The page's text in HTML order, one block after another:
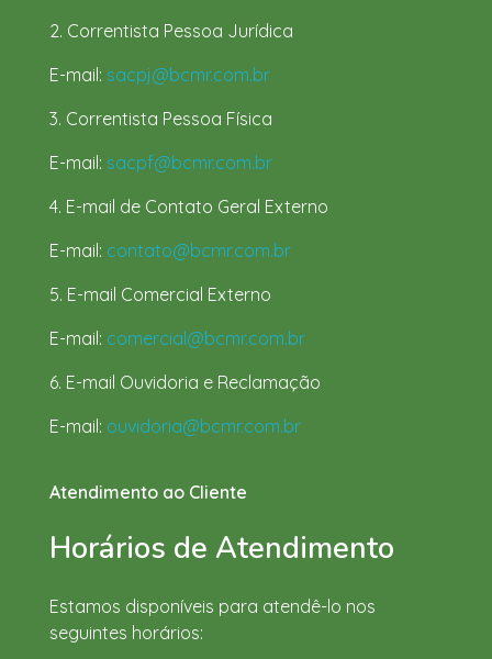
2. Correntista Pessoa Jurídica
E-mail: sacpj@bcmr.com.br
3. Correntista Pessoa Física
E-mail: sacpf@bcmr.com.br
4. E-mail de Contato Geral Externo
E-mail: contato@bcmr.com.br
5. E-mail Comercial Externo
E-mail: comercial@bcmr.com.br
6. E-mail Ouvidoria e Reclamação
E-mail: ouvidoria@bcmr.com.br
Atendimento ao Cliente
Horários de Atendimento
Estamos disponíveis para atendê-lo nos
seguintes horários: